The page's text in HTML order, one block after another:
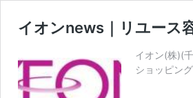
イオンnews｜リユース
イオン(株)(
ショッピン